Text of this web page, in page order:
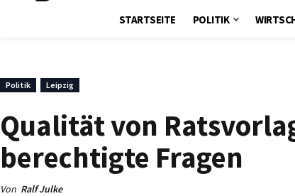
STARTSEITE POLITIK
Politik Leipzig
Qualität von
berechtigte Fragen
Von Ralf Julke